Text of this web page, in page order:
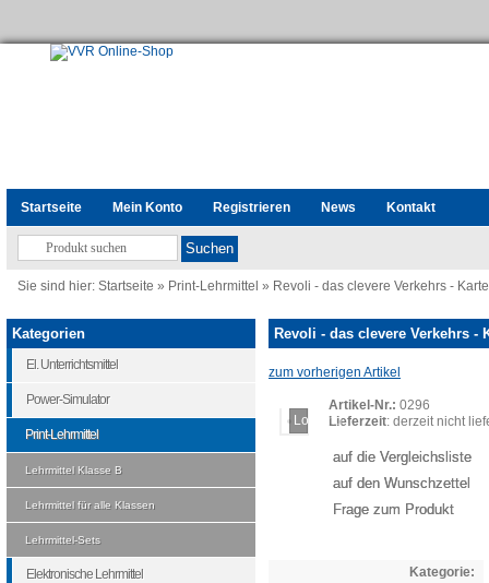
Startseite Mein Konto Registrieren News Kontakt
Sie sind hier: Startseite » Print-Lehrmittel » Revoli - das clevere Verkehrs -
Revoli - das clevere Verkehrs -
zum vorherigen Artikel
Loading...
Artikel-Nr.: 0296
Lieferzeit: derzeit nicht
auf die Vergleichsliste
auf den Wunschzettel
Frage zum Produkt
Kategorie:
Kategorien
El. Unterrichtsmittel
Power-Simulator
Print-Lehrmittel
Lehrmittel Klasse B
Lehrmittel für alle Klassen
Lehrmittel-Sets
Elektronische Lehrmittel